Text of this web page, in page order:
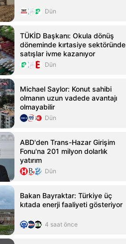
Dün
TÜKİD Başkanı: Okula dönüş
döneminde kırtasiye sektöründe
satışlar ivme kazanıyor
Dün
Michael Saylor: Konut sahibi
olmanın uzun vadede avantajı
olmayabilir
Dün
ABD'den Trans-Hazar Girişim
Fonu'na 201 milyon dolarlık
yatırım
Dün
Bakan Bayraktar: Türkiye üç
kıtada enerji faaliyeti gösteriyor
4 saat önce